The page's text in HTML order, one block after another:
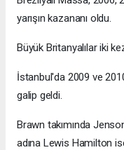
yarışın kazananı oldu.
Büyük Britanyalılar iki
İstanbul'da 2009 ve
galip geldi.
Brawn takımında
adına Lewis Hamilton